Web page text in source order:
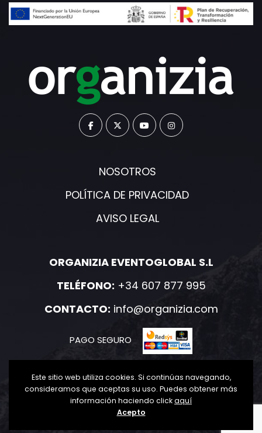
NOSOTROS
POLÍTICA DE PRIVACIDAD
AVISO LEGAL
ORGANIZIA EVENTOGLOBAL S.L
TELÉFONO: +34 607 877 995
CONTACTO: info@organizia.com
PAGO SEGURO
2020-2021 Organizia. Todos los derechos reservados.
Este sitio web utiliza cookies. Si continúas navegando,
consideramos que aceptas su uso. Puedes obtener más
información haciendo clickaquí
Acepto